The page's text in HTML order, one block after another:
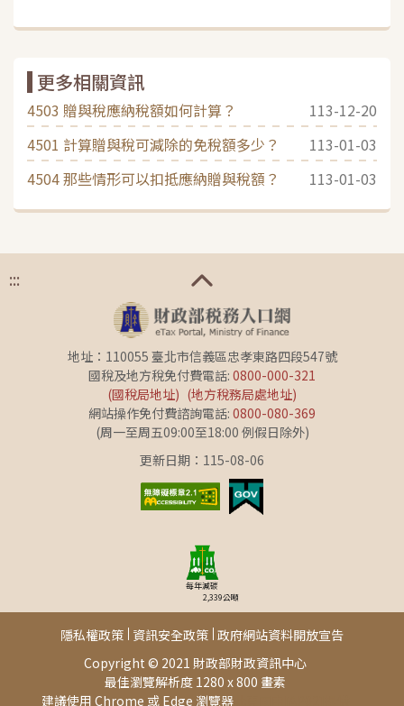
更多相關資訊
4503 贈與稅應納稅額如何計算？
113-12-20
4501 計算贈與稅可減除的免稅額多少？
113-01-03
4504 那些情形可以扣抵應納贈與稅額？
113-01-03
:::
地址：110055 臺北市信義區忠孝東路四段547號
國稅及地方稅免付費電話: 0800-000-321
(國稅局地址) (地方稅務局處地址)
網站操作免付費諮詢電話: 0800-080-369
(周一至周五09:00至18:00 例假日除外)
更新日期：115-08-06
每年減碳
2,339公噸
Copyright © 2021 財政部財政資訊中心
最佳瀏覽解析度 1280 x 800 畫素
建議使用 Chrome 或 Edge 瀏覽器此頁面由[AP02]提供
隱私權政策 資訊安全政策 政府網站資料開放宣告